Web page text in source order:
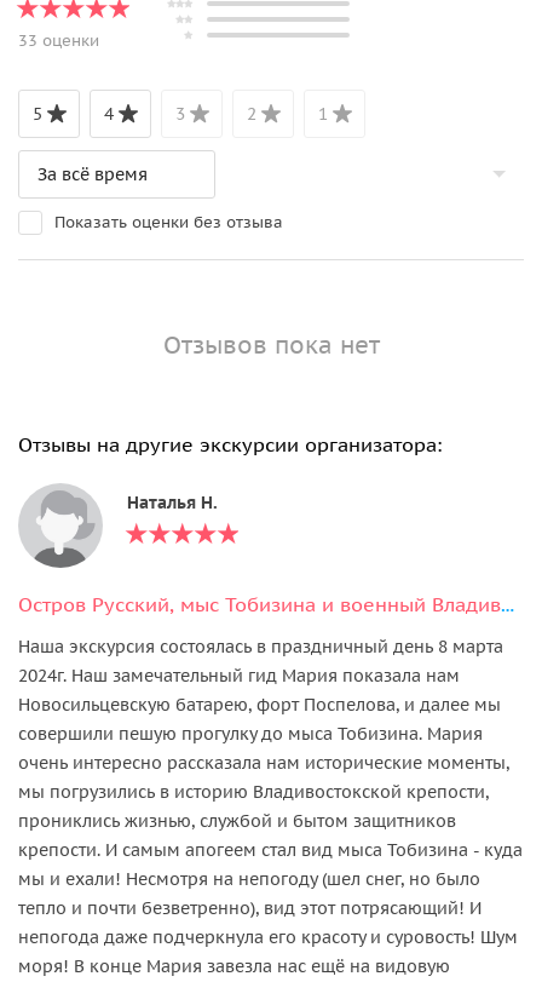
33 оценки
5 4 3 2 1
Показать оценки без отзыва
Отзывов пока нет
Отзывы на другие экскурсии организатора:
Наталья Н.
Остров Русский, мыс Тобизина и военный Владивосток
Наша экскурсия состоялась в праздничный день 8 марта
2024г. Наш замечательный гид Мария показала нам
Новосильцевскую батарею, форт Поспелова, и далее мы
совершили пешую прогулку до мыса Тобизина. Мария
очень интересно рассказала нам исторические моменты,
мы погрузились в историю Владивостокской крепости,
прониклись жизнью, службой и бытом защитников
крепости. И самым апогеем стал вид мыса Тобизина - куда
мы и ехали! Несмотря на непогоду (шел снег, но было
тепло и почти безветренно), вид этот потрясающий! И
непогода даже подчеркнула его красоту и суровость! Шум
моря! В конце Мария завезла нас ещё на видовую